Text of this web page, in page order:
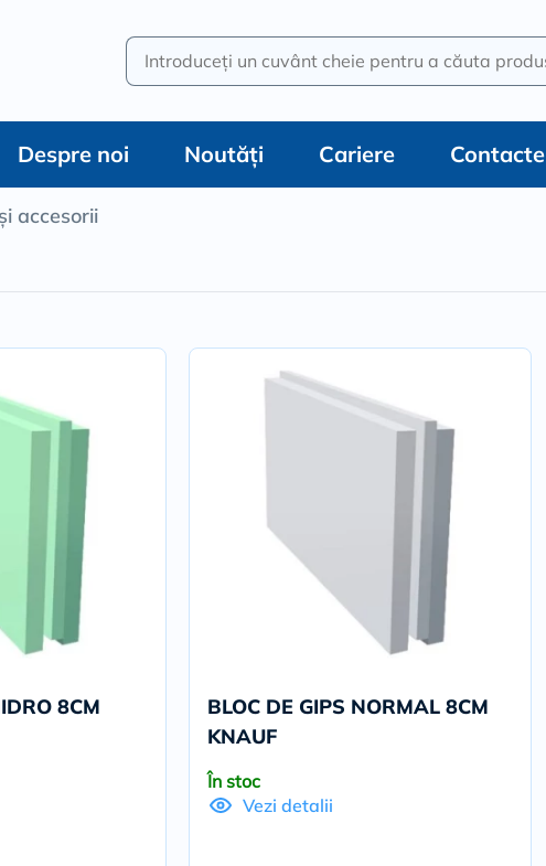
Introduceți un cuvânt cheie pentru a căuta produse
Despre noi Noutăți Cariere Contacte
accesorii
8CM
BLOC DE GIPS NORMAL 8CM
KNAUF
În stoc
Vezi detalii